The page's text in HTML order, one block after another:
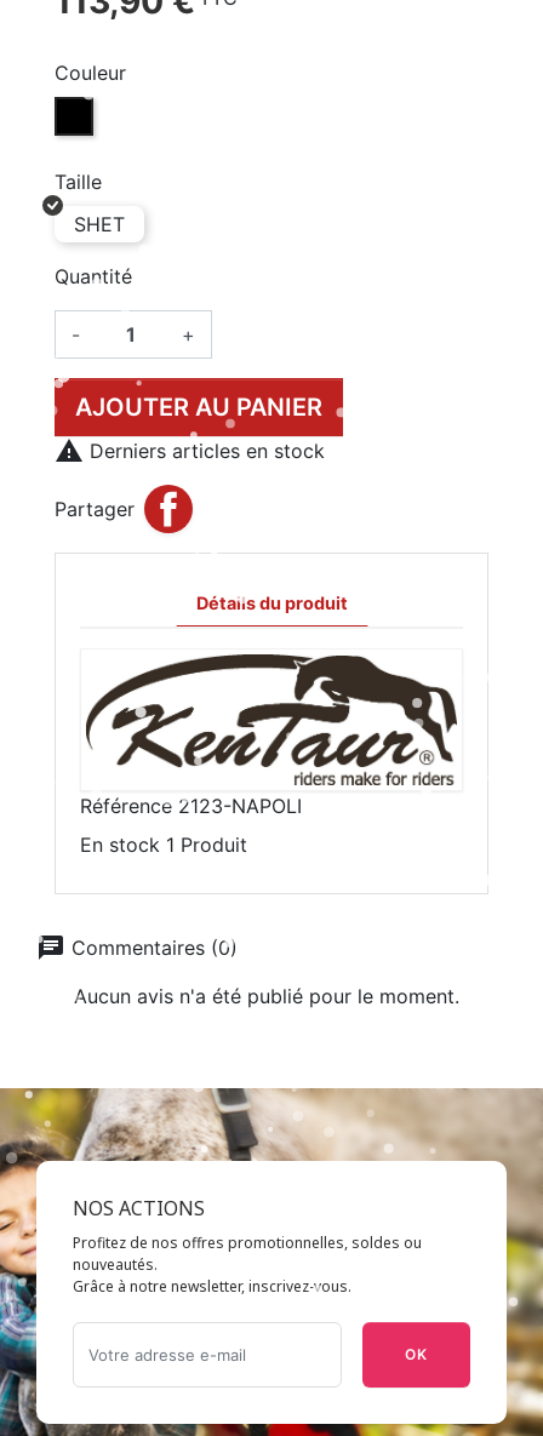
Couleur
NOIR (NR)
Taille
SHET
Quantité
- +
AJOUTER AU PANIER
 Derniers articles en stock
Partager
Détails du produit
Référence 2123-NAPOLI
En stock 1 Produit
chat Commentaires (0)
Aucun avis n'a été publié pour le moment.
NOS ACTIONS
Profitez de nos offres promotionnelles, soldes ou
nouveautés.
Grâce à notre newsletter, inscrivez-vous.
OK